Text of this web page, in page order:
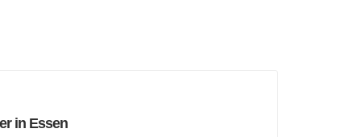
in Essen